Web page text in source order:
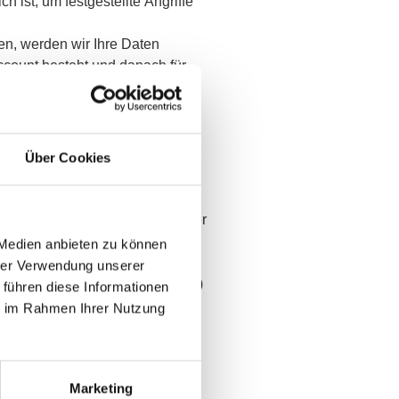
Über Cookies
anbieten zu können
Verwendung unserer
diese Informationen
Rahmen Ihrer Nutzung
Marketing
werden wir Ihre Daten
besteht und danach für
vorsehen. Serverlogs,
längstens einem Monat
Daten
Daten wir über
zu erhalten, (ii) die
personenbezogenen Daten,
werden, zu verlangen, (iii)
Daten
Ihre personenbezogenen